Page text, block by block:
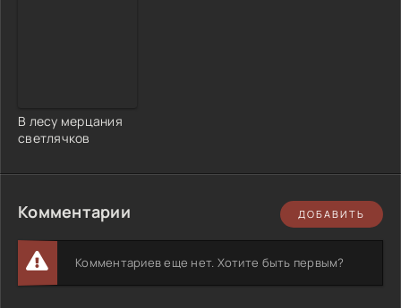
В лесу мерцания
светлячков
Комментарии ДОБАВИТЬ
Комментариев еще нет. Хотите быть первым?